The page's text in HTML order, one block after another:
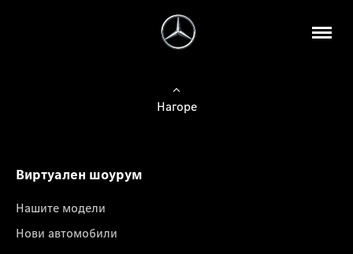
Нагоре
Виртуален шоурум
Нашите модели
Нови автомобили